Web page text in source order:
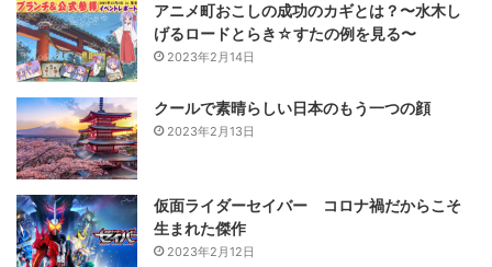
アニメ町おこしの成功のカギとは？〜水木し
げるロードとらき☆すたの例を見る〜
2023年2月14日
クールで素晴らしい日本のもう一つの顔
2023年2月13日
仮面ライダーセイバー コロナ禍だからこそ
生まれた傑作
2023年2月12日